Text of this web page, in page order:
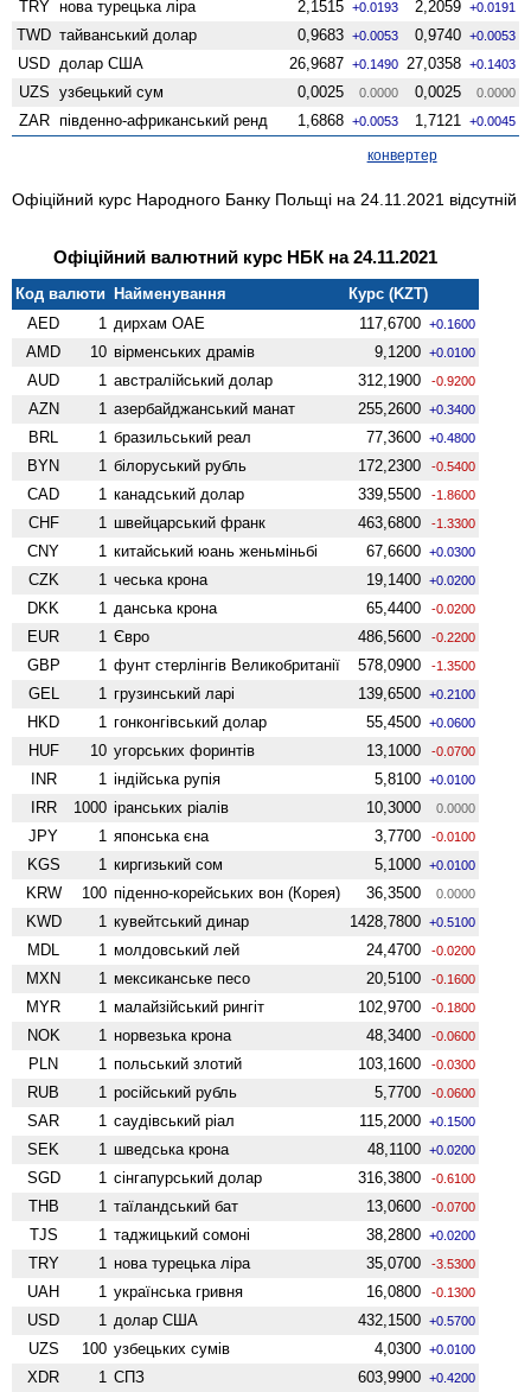
TRY нова турецька ліра 2,1515 +0.0193 2,2059 +0.0191
TWD тайванський долар 0,9683 +0.0053 0,9740 +0.0053
USD долар США 26,9687 +0.1490 27,0358 +0.1403
UZS узбецький сум 0,0025 0.0000 0,0025 0.0000
ZAR південно-африканський ренд 1,6868 +0.0053 1,7121 +0.0045
конвертер
Офіційний курс Народного Банку Польщі на 24.11.2021 відсутній
Офіційний валютний курс НБК на 24.11.2021
Код валюти Найменування
Курс (KZT)
AED
1 дирхам ОАЕ 117,6700 +0.1600
AMD 10 вiрменських драмів 9,1200 +0.0100
AUD 1 австралійський долар 312,1900 -0.9200
AZN 1 азербайджанський манат 255,2600 +0.3400
BRL 1 бразильський реал 77,3600 +0.4800
BYN 1 білоруський рубль 172,2300 -0.5400
CAD 1 канадський долар 339,5500 -1.8600
CHF 1 швейцарський франк 463,6800 -1.3300
CNY 1 китайський юань женьмiньбi 67,6600 +0.0300
CZK 1 чеська крона 19,1400 +0.0200
DKK 1 данська крона 65,4400 -0.0200
EUR 1 Євро 486,5600 -0.2200
GBP 1 фунт стерлінгів Велико­британії 578,0900 -1.3500
GEL 1 грузинський ларі 139,6500 +0.2100
HKD 1 гонконгівський долар 55,4500 +0.0600
HUF 10 угорських форинтів 13,1000 -0.0700
INR 1 індійська рупія 5,8100 +0.0100
IRR 1000 іранських ріалів 10,3000 0.0000
JPY 1 японська єна 3,7700 -0.0100
KGS 1 киргизький сом 5,1000 +0.0100
KRW 100 піденно-корейських вон (Корея) 36,3500 0.0000
KWD 1 кувейтський динар 1428,7800 +0.5100
MDL 1 молдовський лей 24,4700 -0.0200
MXN 1 мексиканське песо 20,5100 -0.1600
MYR 1 малайзійський рингіт 102,9700 -0.1800
NOK 1 норвезька крона 48,3400 -0.0600
PLN 1 польський злотий 103,1600 -0.0300
RUB 1 російський рубль 5,7700 -0.0600
SAR 1 саудівський ріал 115,2000 +0.1500
SEK 1 шведська крона 48,1100 +0.0200
SGD 1 сінгапурський долар 316,3800 -0.6100
THB 1 таїландський бат 13,0600 -0.0700
TJS 1 таджицький сомоні 38,2800 +0.0200
TRY 1 нова турецька ліра 35,0700 -3.5300
UAH 1 українська гривня 16,0800 -0.1300
USD 1 долар США 432,1500 +0.5700
UZS 100 узбецьких сумів 4,0300 +0.0100
XDR 1 СПЗ 603,9900 +0.4200